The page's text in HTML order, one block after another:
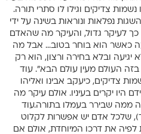
צדיקים וגילו לו סתרי תורה.
נפלאות ונוראות בשינה על ידי
כך לעיקר גדול, והעיקר מה שהאדם
כאשר הוא בוחר בטוב… אבל מה
ובלא בחירה ורצון, הוא רק
העולם מעין עולם הבא”. עוד
צדיקים, כיעקב אבינו ואליהו
היו יקרים בעיניו. אולם עיקר מה
ממה שבירר בעמלו בתורה.עוד
שלכל אדם יש אפשרות לקלוט
את דרכו המיוחדת, אולם אם